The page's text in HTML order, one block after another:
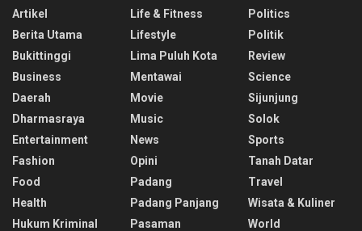
Artikel
Berita Utama
Bukittinggi
Business
Daerah
Dharmasraya
Entertainment
Fashion
Food
Health
Hukum Kriminal
Life & Fitness
Lifestyle
Lima Puluh Kota
Mentawai
Movie
Music
News
Opini
Padang
Padang Panjang
Pasaman
Politics
Politik
Review
Science
Sijunjung
Solok
Sports
Tanah Datar
Travel
Wisata & Kuliner
World